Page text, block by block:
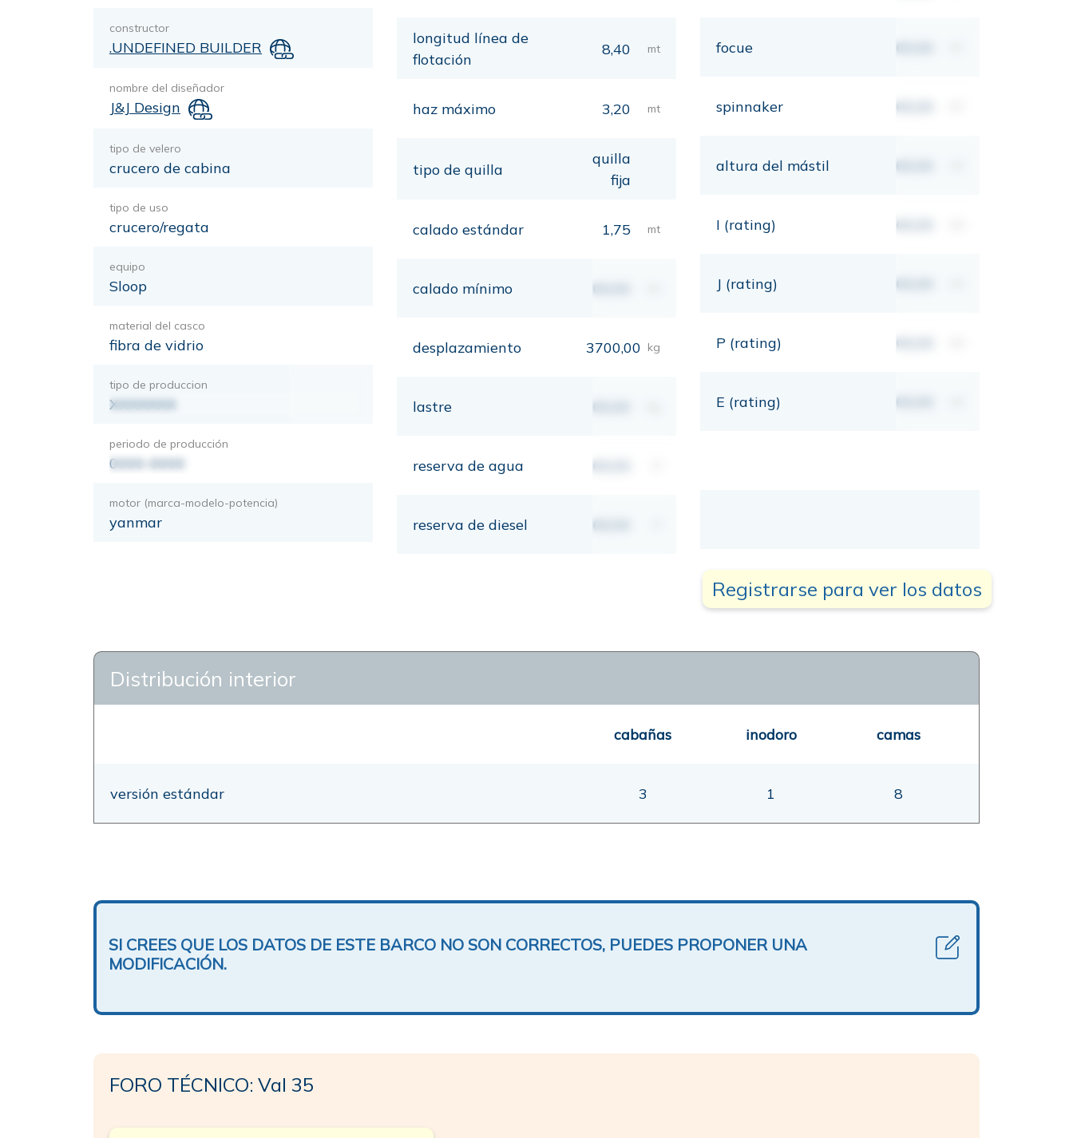
constructor
.UNDEFINED BUILDER
nombre del diseñador
J&J Design
tipo de velero
crucero de cabina
tipo de uso
crucero/regata
equipo
Sloop
material del casco
fibra de vidrio
tipo de produccion
XXXXXXX
periodo de producción
0000-0000
motor (marca-modelo-potencia)
yanmar
longitud línea de
flotación
8,40 mt
haz máximo 3,20 mt
tipo de quilla
quilla
fija
calado estándar 1,75 mt
calado mínimo 00,00
desplazamiento 3700,00 kg
lastre 00,00
reserva de agua 00,00
reserva de diesel 00,00
focue 00,00
spinnaker 00,00
altura del mástil 00,00
I (rating) 00,00
J (rating) 00,00
P (rating) 00,00
E (rating) 00,00
Registrarse para ver los datos
Distribución interior
cabañas inodoro camas
versión estándar 3 1 8
SI CREES QUE LOS DATOS DE ESTE BARCO NO SON CORRECTOS, PUEDES PROPONER UNA
MODIFICACIÓN.
FORO TÉCNICO: Val 35